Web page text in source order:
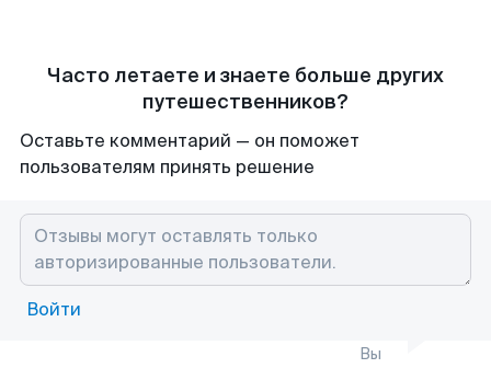
Часто летаете и знаете больше других
путешественников?
Оставьте комментарий — он поможет
пользователям принять решение
Войти
Вы